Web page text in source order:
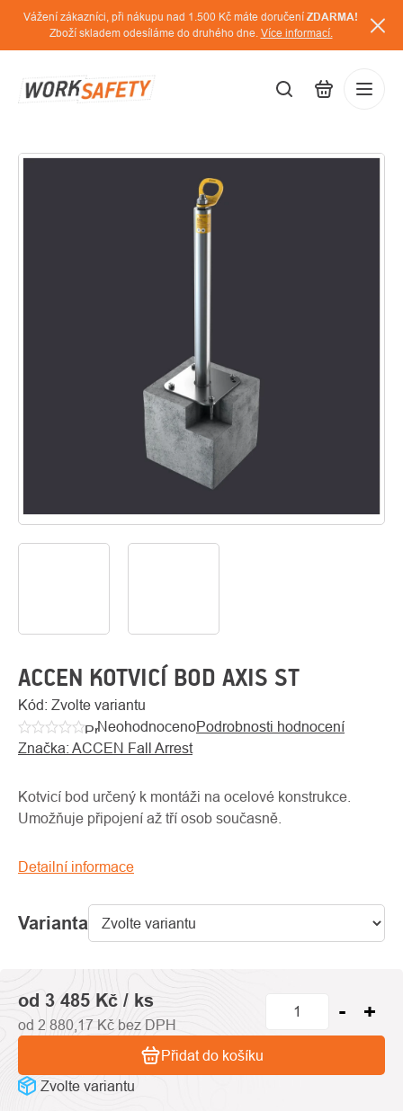
Přejít
obsah
Vážení zákazníci, při nákupu nad 1.500 Kč máte doručení ZDARMA!
Zboží skladem odesíláme do druhého dne. Více informací.
CZK
ACCEN KOTVICÍ BOD AXIS ST
Kód: Zvolte variantu
Průměrné
hodnocení
je
0,0
5
NeohodnocenoPodrobnosti hodnocení
Značka: ACCEN Fall Arrest
Varianta
Kotvicí bod určený k montáži na ocelové konstrukce.
Umožňuje připojení až tří osob současně.
Detailní informace
od 3 485 Kč / ks
od 2 880,17 Kč bez DPH
Zvolte variantu
Přidat do košíku